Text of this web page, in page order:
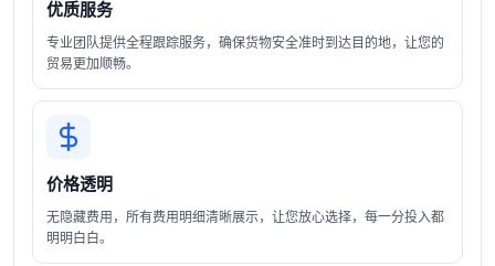
优质服务
专业团队提供全程跟踪服务，确保货物安全准时到达目的地，让您的
贸易更加顺畅。
价格透明
无隐藏费用，所有费用明细清晰展示，让您放心选择，每一分投入都
明明白白。